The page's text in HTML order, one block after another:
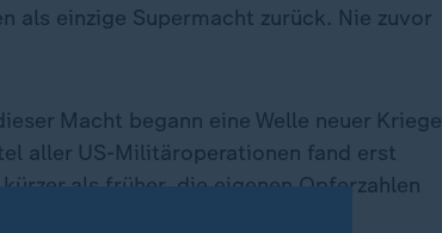
als einzige Supermacht zurück. Nie zuvor
Macht begann eine Welle neuer Kriege
aller US-Militäroperationen fand erst
als früher, die eigenen Opferzahlen
aus.